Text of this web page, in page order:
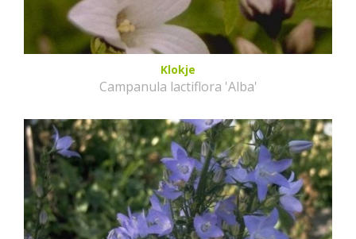
Klokje
Campanula lactiflora 'Alba'